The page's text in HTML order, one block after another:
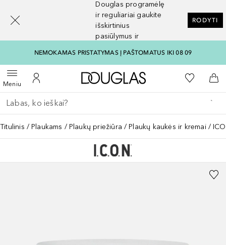
Douglas programėlę
ir reguliariai gaukite
išskirtinius
pasiūlymus ir
RODYTI
NEMOKAMAS PRISTATYMAS Į PAŠTOMATUS IKI 08 09
MeniuAtidaryti meniuĮ mano paskyrą
Į Douglas pagrindinį
Į mano
Į
Grįžk atgal
Vykdykite paiešką
Titulinis Plaukams Plaukų priežiūra Plaukų kaukės ir kremai
[navigation.slideout.screenreader]